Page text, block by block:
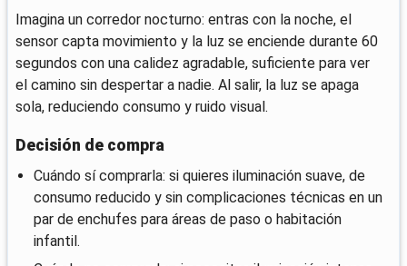
Imagina un corredor nocturno: entras con la noche, el
sensor capta movimiento y la luz se enciende durante 60
segundos con una calidez agradable, suficiente para ver
el camino sin despertar a nadie. Al salir, la luz se apaga
sola, reduciendo consumo y ruido visual.
Decisión de compra
Cuándo sí comprarla: si quieres iluminación suave, de
consumo reducido y sin complicaciones técnicas en un
par de enchufes para áreas de paso o habitación
infantil.